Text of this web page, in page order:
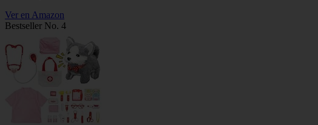
Ver en Amazon
Bestseller No. 4